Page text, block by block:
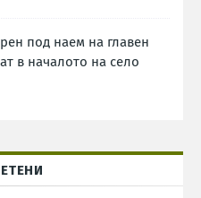
под наем на главен
в началото на село